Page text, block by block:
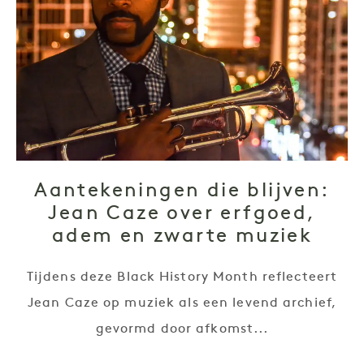
Aantekeningen die blijven:
Jean Caze over erfgoed,
adem en zwarte muziek
Tijdens deze Black History Month reflecteert
Jean Caze op muziek als een levend archief,
gevormd door afkomst...